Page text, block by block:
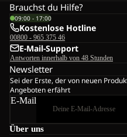
Über uns
Brauchst du Hilfe?
09:00 - 17:00
Kostenlose Hotline
00800 - 965 375 46
E-Mail-Support
Antworten innerhalb von 48 Stunden
Newsletter
Sei der Erste, der von neuen
Angeboten erfährt
E-Mail